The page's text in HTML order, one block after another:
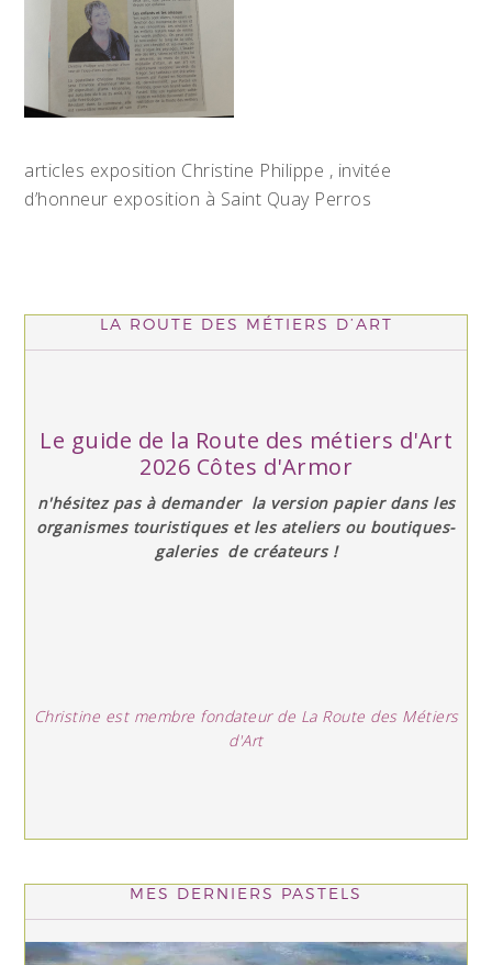
articles exposition Christine Philippe , invitée
d’honneur exposition à Saint Quay Perros
LA ROUTE DES MÉTIERS D’ART
Le guide de la Route des métiers d'Art
2026 Côtes d'Armor
n'hésitez pas à demander la version papier dans les
organismes touristiques et les ateliers ou boutiques-
galeries de créateurs !
Christine est membre fondateur de La Route des Métiers
d'Art
MES DERNIERS PASTELS